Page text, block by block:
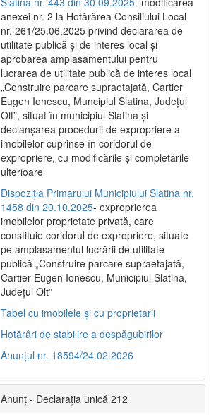
anexei nr. 2 la Hotărârea Consiliului Local
nr. 261/25.06.2025 privind declararea de
utilitate publică şi de interes local şi
aprobarea amplasamentului pentru
lucrarea de utilitate publică de interes local
„Construire parcare supraetajată, Cartier
Eugen Ionescu, Muncipiul Slatina, Judeţul
Olt”, situat în municipiul Slatina şi
declanşarea procedurii de expropriere a
imobilelor cuprinse în coridorul de
expropriere, cu modificările şi completările
ulterioare
Dispoziția Primarului Municipiului Slatina nr.
1458 din 20.10.2025- exproprierea
imobilelor proprietate privată, care
constituie coridorul de expropriere, situate
pe amplasamentul lucrării de utilitate
publică „Construire parcare supraetajată,
Cartier Eugen Ionescu, Municipiul Slatina,
Județul Olt”
Tabel cu imobilele și cu proprietarii
Hotărâri de stabilire a despăgubirilor
Anunțul nr. 18594/24.02.2026
Anunț - Declarația unică 212